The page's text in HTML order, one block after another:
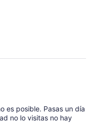
es posible. Pasas un día
no lo visitas no hay